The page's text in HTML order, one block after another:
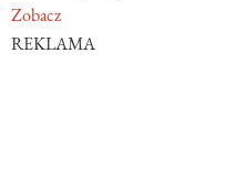
Zobacz
REKLAMA